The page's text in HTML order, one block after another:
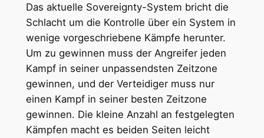
Das aktuelle Sovereignty-System bricht die
Schlacht um die Kontrolle über ein System in
wenige vorgeschriebene Kämpfe herunter.
Um zu gewinnen muss der Angreifer jeden
Kampf in seiner unpassendsten Zeitzone
gewinnen, und der Verteidiger muss nur
einen Kampf in seiner besten Zeitzone
gewinnen. Die kleine Anzahl an festgelegten
Kämpfen macht es beiden Seiten leicht